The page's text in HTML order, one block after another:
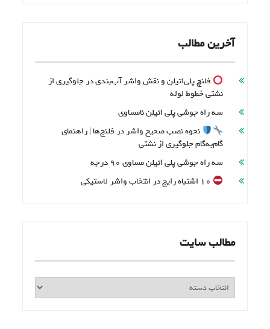
آخرین مطالب
فلنچ پلی‌اتیلن و نقش واشر آب‌بندی در جلوگیری از
نشتی خطوط لوله
سه راه جوشی پلی اتیلن نامساوی
نحوه نصب صحیح واشر در فلنج‌ها | راهنمای
گام‌به‌گام جلوگیری از نشتی
سه راه جوشی پلی اتیلن مساوی 90 درجه
مطالب سایت
مطالب
سایت